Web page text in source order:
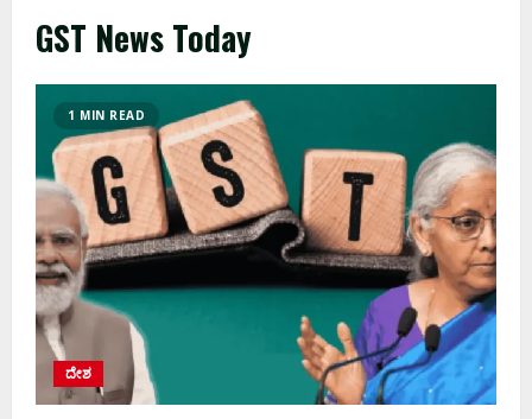
GST News Today
1 MIN READ
ದೇಶ